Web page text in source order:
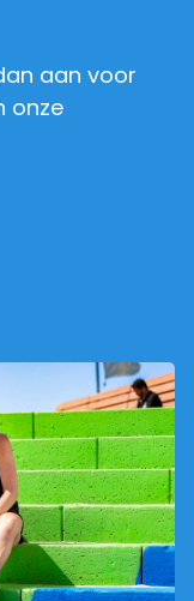
aan voor
onze